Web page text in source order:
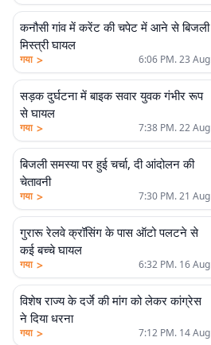
कनौसी गांव में करेंट की चपेट में आने से बिजली
मिस्त्री घायल
गया > 6:06 PM. 23 Aug
सड़क दुर्घटना में बाइक सवार युवक गंभीर रूप
से घायल
गया > 7:38 PM. 22 Aug
बिजली समस्या पर हुई चर्चा, दी आंदोलन की
चेतावनी
गया > 7:30 PM. 21 Aug
गुरारू रेलवे क्रॉसिंग के पास ऑटो पलटने से
कई बच्चे घायल
गया > 6:32 PM. 16 Aug
विशेष राज्य के दर्जे की मांग को लेकर कांग्रेस
ने दिया धरना
गया > 7:12 PM. 14 Aug